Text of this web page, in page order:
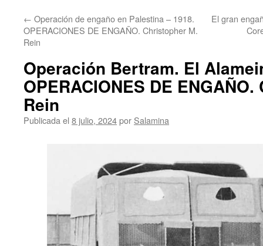
← Operación de engaño en Palestina – 1918.
OPERACIONES DE ENGAÑO. Christopher M.
Rein
El gran
Operación Bertram. El
OPERACIONES DE
Rein
Publicada el 8 julio, 2024por Salamina